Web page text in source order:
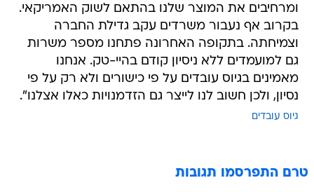
ומרחיבים את המוצר שלנו בהתאם לשוק האמריקאי.
בקרוב אף נעבור משרדים עקב גדילת החברה
וצמיחתה. בתקופה האחרונה פתחנו מספר משרות
גם למועמדים ללא ניסיון קודם בהיי-טק. אנחנו
מאמינים בגיוס עובדים על פי כישורים ולא רק על פי
נסיון, ולכן חשוב לנו לייצר גם הזדמנויות כאלו אצלנו".
גיוס עובדים
טרם התפרסמו תגובות